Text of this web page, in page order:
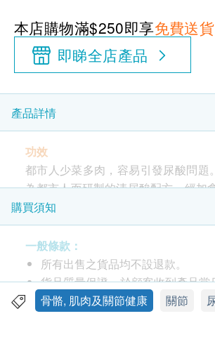
本店購物滿$250即享免費送貨
即睇全店產品
產品詳情
功效
都市人少菜多肉，容易引發尿酸問題
為都市人而研製的清尿酸配方，經加
較，7大天然成份相互配合，全效降
酸合成，清走身體尿酸，舒緩關節不
以下人仕需要注意尿酸問題
嘗吃肉類、海鮮、煎炸等食物
飲食不定時，多外出應酬
喜歡飲酒，缺乏運動
購買須知
一般條款：
所有出售之貨品均不設退款。
貨品質量保證，於顧客收到產品當
應最少有9個月或以上。
骨骼, 肌肉及關節健康 關節